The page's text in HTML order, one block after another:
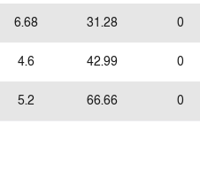
6.68 31.28 0
4.6 42.99 0
5.2 66.66 0